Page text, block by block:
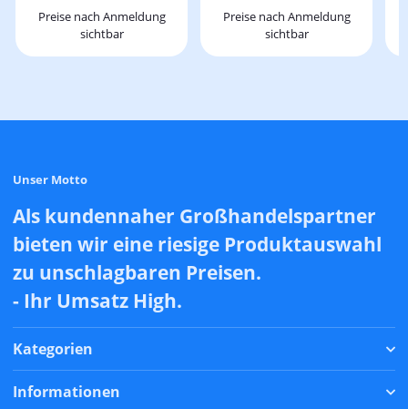
Preise nach Anmeldung
sichtbar
Preise nach Anmeldung
sichtbar
Unser Motto
Als kundennaher Großhandelspartner
bieten wir eine riesige Produktauswahl
zu unschlagbaren Preisen.
- Ihr Umsatz High.
Kategorien
Informationen